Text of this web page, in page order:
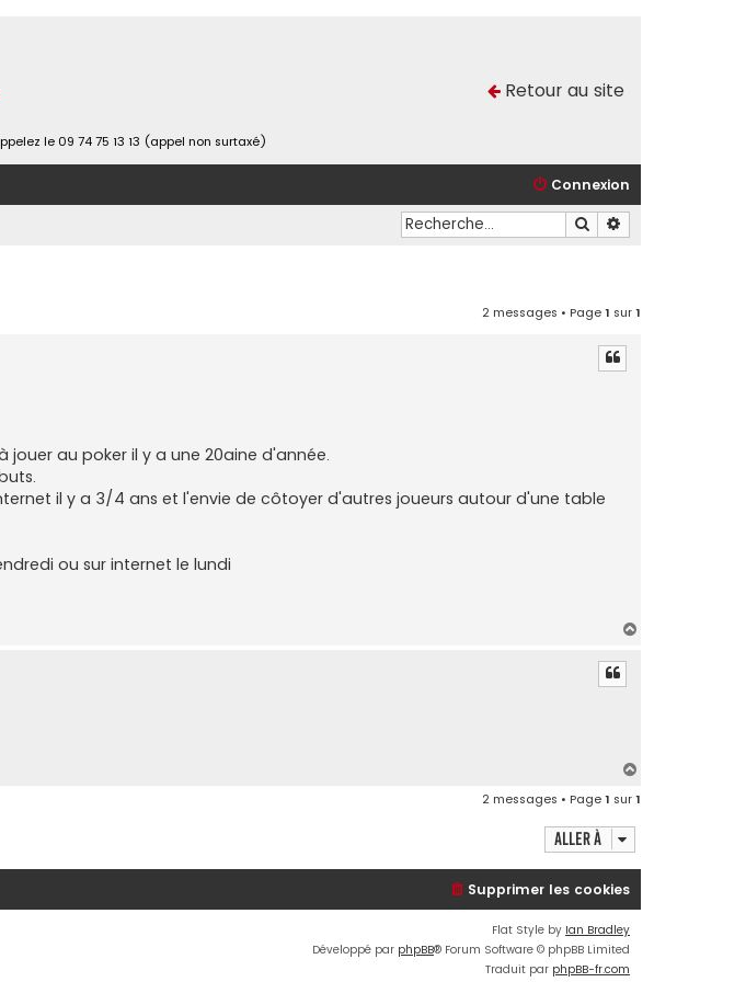
le 09 74 75 13 13 (appel non surtaxé)
Retour au site
Connexion
Rechercher
2 messages • Page1 sur1
au poker il y a une 20aine d'année.
il y a 3/4 ans et l'envie de côtoyer d'autres joueurs autour d'une table
ou sur internet le lundi
2 messages • Page1 sur1
Aller à
Supprimer les cookies
Flat Style by Ian Bradley
Développé par phpBB® Forum Software © phpBB Limited
Traduit par phpBB-fr.com